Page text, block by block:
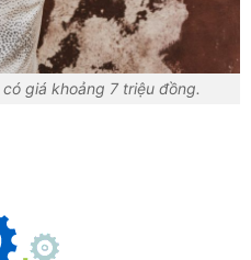
giá khoảng 7 triệu đồng.